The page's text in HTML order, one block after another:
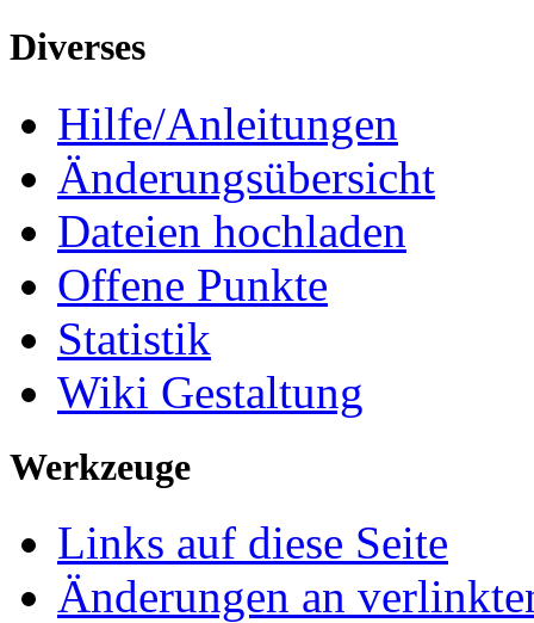
Diverses
Hilfe/Anleitungen
Änderungsübersicht
Dateien hochladen
Offene Punkte
Statistik
Wiki Gestaltung
Werkzeuge
Links auf diese Seite
Änderungen an